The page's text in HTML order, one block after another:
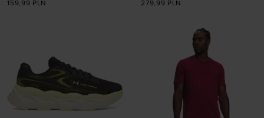
XXL
159,99 PLN
Dodaj produkt w
rozmiarze
279,99 PLN